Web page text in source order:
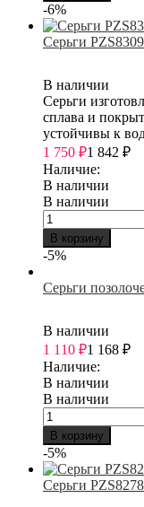
-6%
Серьги PZS8309
В наличии
Серьги
сплава и
устойчивы к
1 750 ₽1 842 ₽
Наличие:
В наличии
В наличии
В корзину
-5%
Серьги
В наличии
1 110 ₽1 168 ₽
Наличие:
В наличии
В наличии
В корзину
-5%
Серьги PZS8278